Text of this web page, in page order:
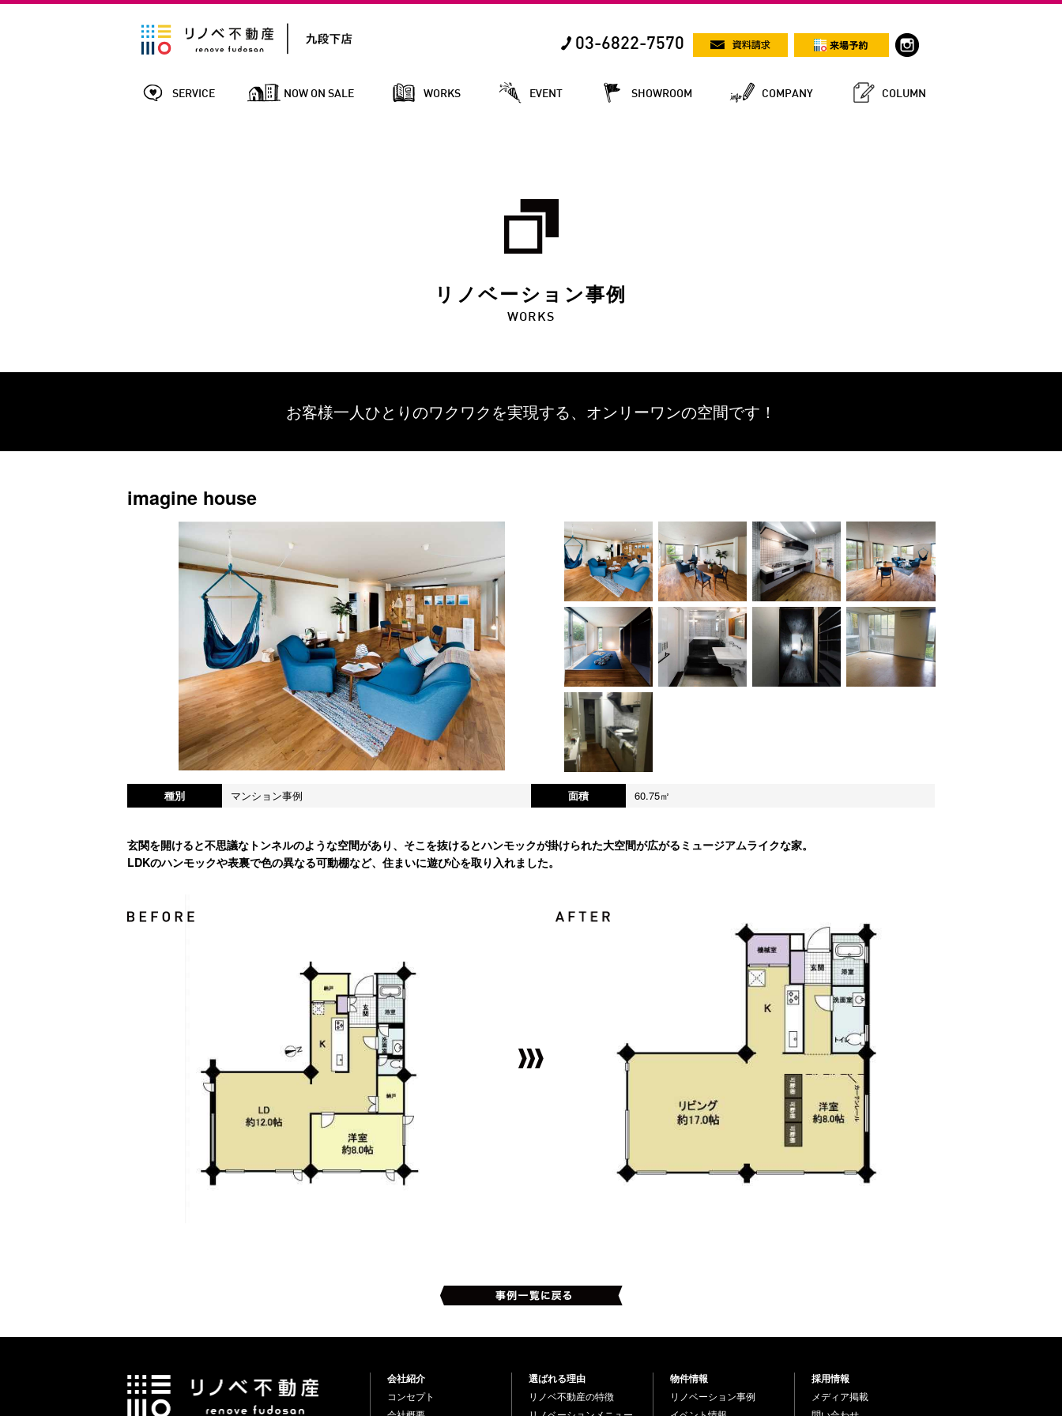
03-6822-7570
SERVICE NOW ON SALE WORKS EVENT SHOWROOM COMPANY COLUMN
リノベーション事例
WORKS
お客様一人ひとりのワクワクを実現する、 オンリーワンの空間です！
imagine house
種別 マンション事例 面積 60.75㎡
玄関を開けると不思議なトンネルのような空間があり、そこを抜けるとハンモックが掛けられた大空間が広がるミュージアムライクな家。
LDKのハンモックや表裏で色の異なる可動棚など、住まいに遊び心を取り入れました。
会社紹介
コンセプト
選ばれる理由
リノベ不動産の特徴
物件情報
リノベーション事例
採用情報
メディア掲載